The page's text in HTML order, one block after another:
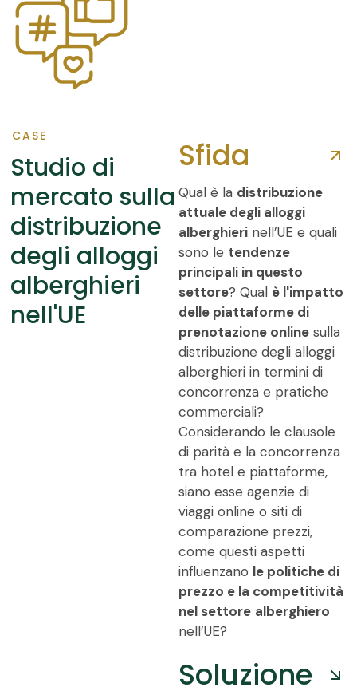
CASE
Studio di
mercato sulla
distribuzione
degli alloggi
alberghieri
nell'UE
Sfida
Qual è la distribuzione
attuale degli alloggi
alberghieri nell’UE e quali
sono le tendenze
principali in questo
settore? Qual è l'impatto
delle piattaforme di
prenotazione online sulla
distribuzione degli alloggi
alberghieri in termini di
concorrenza e pratiche
commerciali?
Considerando le clausole
di parità e la concorrenza
tra hotel e piattaforme,
siano esse agenzie di
viaggi online o siti di
comparazione prezzi,
come questi aspetti
influenzano le politiche di
prezzo e la competitività
nel settore alberghiero
nell’UE?
Soluzione